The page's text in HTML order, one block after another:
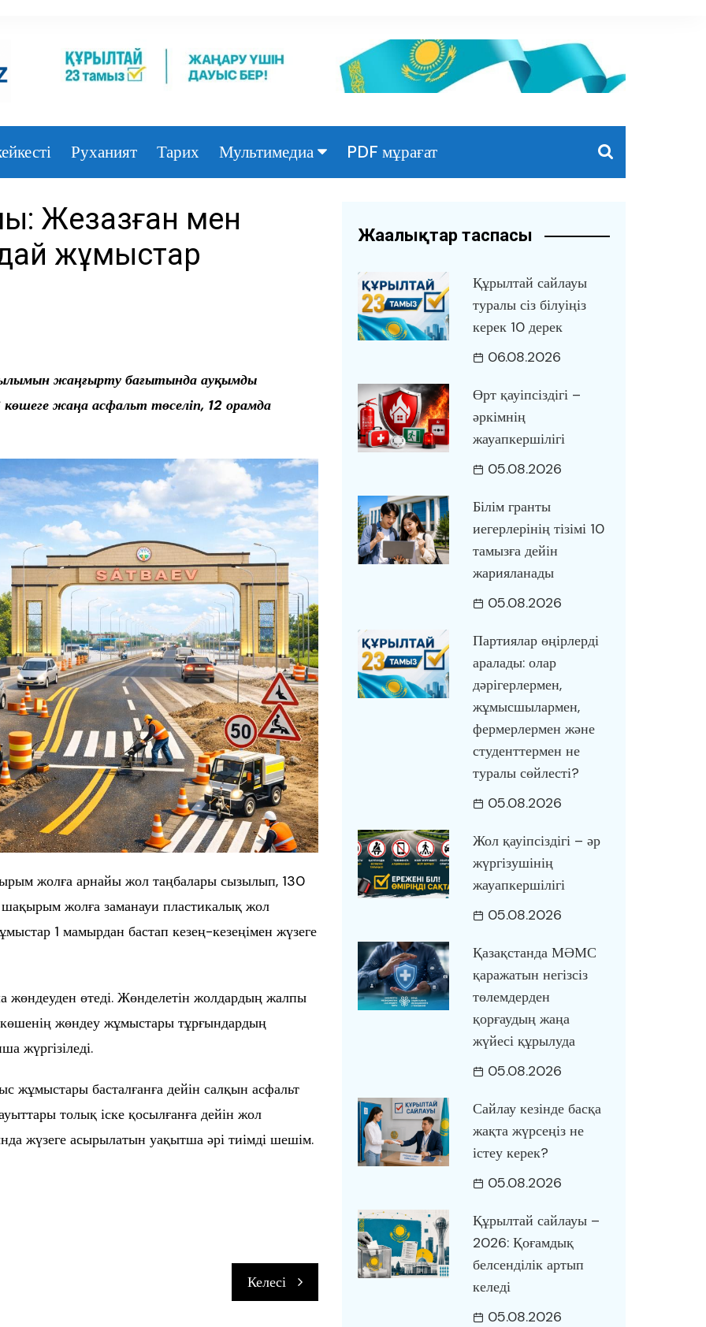
Руханият Тарих Мультимедиа
Видео
PDF мұрағат
Жезқазған мен
жұмыстар
жаңғырту бағытында ауқымды
жаңа асфальт төселіп, 12 орамда
жолға арнайы жол таңбалары сызылып, 130
шақырым жолға заманауи пластикалық жол
1 мамырдан бастап кезең-кезеңімен жүзеге
өтеді. Жөнделетін жолдардың жалпы
жөндеу жұмыстары тұрғындардың
жүргізіледі.
жұмыстары басталғанға дейін салқын асфальт
толық іске қосылғанға дейін жол
жүзеге асырылатын уақытша әрі тиімді шешім.
Келесі
Жаңалықтар таспасы
Құрылтай сайлауы
туралы сіз білуіңіз
керек 10 дерек
06.08.2026
Өрт қауіпсіздігі –
әркімнің
жауапкершілігі
05.08.2026
Білім гранты
иегерлерінің тізімі 10
тамызға дейін
жарияланады
05.08.2026
Партиялар өңірлерді
аралады: олар
дәрігерлермен,
жұмысшылармен,
фермерлермен және
студенттермен не
туралы сөйлесті?
05.08.2026
Жол қауіпсіздігі – әр
жүргізушінің
жауапкершілігі
05.08.2026
Қазақстанда МӘМС
қаражатын негізсіз
төлемдерден
қорғаудың жаңа
жүйесі құрылуда
05.08.2026
Сайлау кезінде басқа
жақта жүрсеңіз не
істеу керек?
05.08.2026
Құрылтай сайлауы –
2026: Қоғамдық
белсенділік артып
келеді
05.08.2026